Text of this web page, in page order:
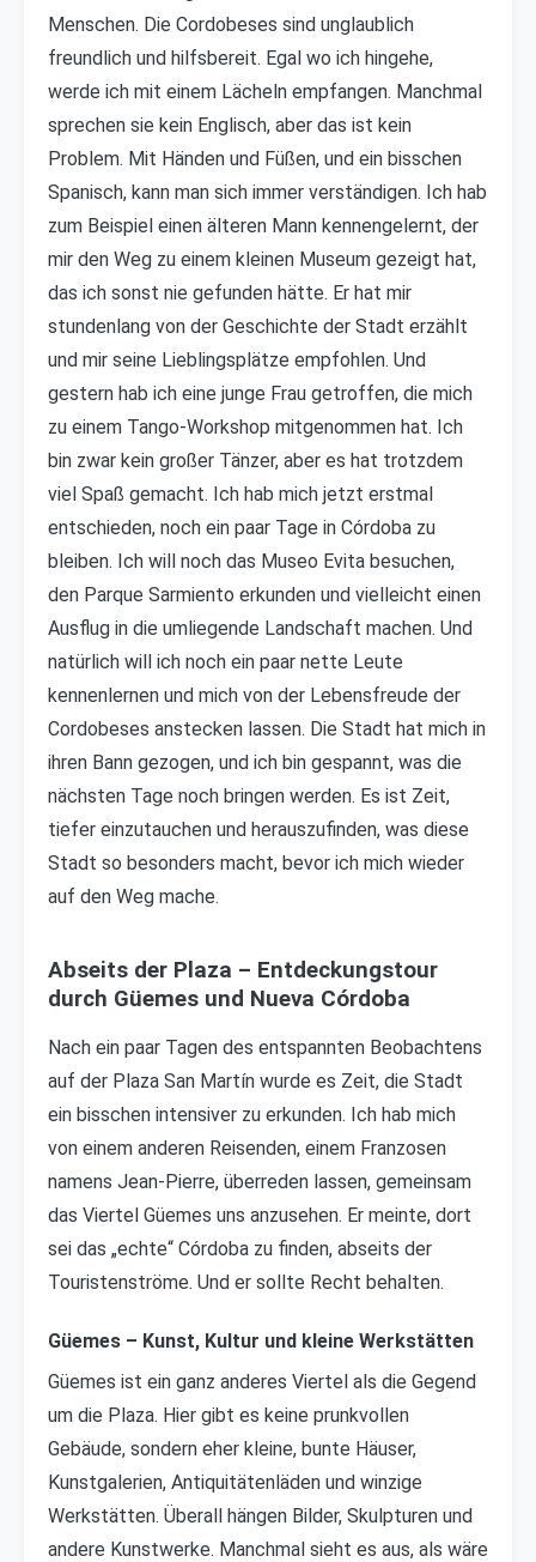
Menschen. Die Cordobeses sind unglaublich
freundlich und hilfsbereit. Egal wo ich hingehe,
werde ich mit einem Lächeln empfangen. Manchmal
sprechen sie kein Englisch, aber das ist kein
Problem. Mit Händen und Füßen, und ein bisschen
Spanisch, kann man sich immer verständigen. Ich hab
zum Beispiel einen älteren Mann kennengelernt, der
mir den Weg zu einem kleinen Museum gezeigt hat,
das ich sonst nie gefunden hätte. Er hat mir
stundenlang von der Geschichte der Stadt erzählt
und mir seine Lieblingsplätze empfohlen. Und
gestern hab ich eine junge Frau getroffen, die mich
zu einem Tango-Workshop mitgenommen hat. Ich
bin zwar kein großer Tänzer, aber es hat trotzdem
viel Spaß gemacht. Ich hab mich jetzt erstmal
entschieden, noch ein paar Tage in Córdoba zu
bleiben. Ich will noch das Museo Evita besuchen,
den Parque Sarmiento erkunden und vielleicht einen
Ausflug in die umliegende Landschaft machen. Und
natürlich will ich noch ein paar nette Leute
kennenlernen und mich von der Lebensfreude der
Cordobeses anstecken lassen. Die Stadt hat mich in
ihren Bann gezogen, und ich bin gespannt, was die
nächsten Tage noch bringen werden. Es ist Zeit,
tiefer einzutauchen und herauszufinden, was diese
Stadt so besonders macht, bevor ich mich wieder
auf den Weg mache.
Abseits der Plaza – Entdeckungstour
durch Güemes und Nueva Córdoba
Nach ein paar Tagen des entspannten Beobachtens
auf der Plaza San Martín wurde es Zeit, die Stadt
ein bisschen intensiver zu erkunden. Ich hab mich
von einem anderen Reisenden, einem Franzosen
namens Jean-Pierre, überreden lassen, gemeinsam
das Viertel Güemes uns anzusehen. Er meinte, dort
sei das „echte“ Córdoba zu finden, abseits der
Touristenströme. Und er sollte Recht behalten.
Güemes – Kunst, Kultur und kleine Werkstätten
Güemes ist ein ganz anderes Viertel als die Gegend
um die Plaza. Hier gibt es keine prunkvollen
Gebäude, sondern eher kleine, bunte Häuser,
Kunstgalerien, Antiquitätenläden und winzige
Werkstätten. Überall hängen Bilder, Skulpturen und
andere Kunstwerke. Manchmal sieht es aus, als wäre